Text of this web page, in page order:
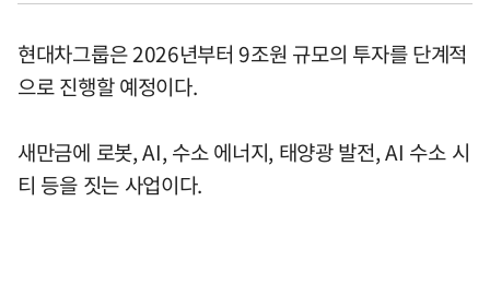
현대차그룹은 2026년부터 9조원 규모의 투자를 단계적
으로 진행할 예정이다.
새만금에 로봇, AI, 수소 에너지, 태양광 발전, AI 수소 시
티 등을 짓는 사업이다.